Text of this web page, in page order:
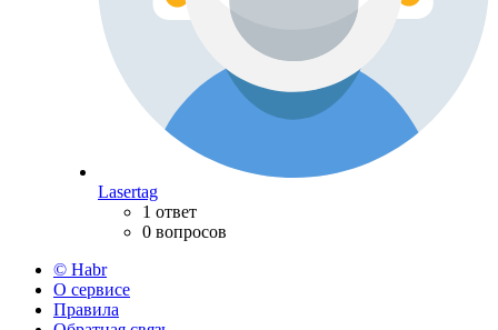
Lasertag
1 ответ
0 вопросов
© Habr
О сервисе
Правила